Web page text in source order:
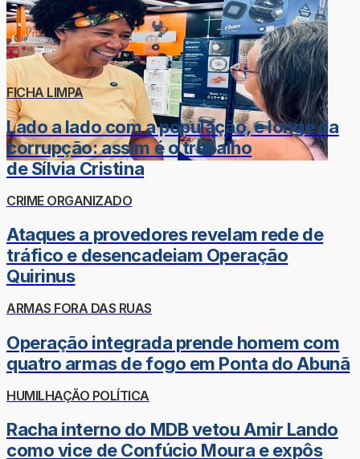
FICHA LIMPA
Lado a lado com a população, e longe da
corrupção: assim é o trabalho
de Sílvia Cristina
CRIME ORGANIZADO
Ataques a provedores revelam rede de
tráfico e desencadeiam Operação
Quirinus
ARMAS FORA DAS RUAS
Operação integrada prende homem com
quatro armas de fogo em Ponta do Abunã
HUMILHAÇÃO POLÍTICA
Racha interno do MDB vetou Amir Lando
como vice de Confúcio Moura e expôs